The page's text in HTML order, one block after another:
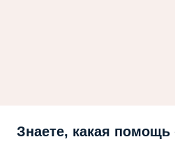
Знаете, какая помощь